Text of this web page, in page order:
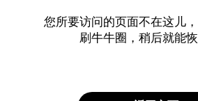
您所要访问的页面不在这儿
刷牛牛圈，稍后就能